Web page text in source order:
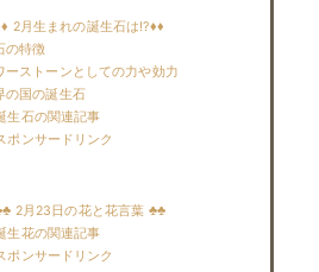
2月生まれの誕生石は!?♦♦
の特徴
ーストーンとしての力や効力
の国の誕生石
石の関連記事
ンサードリンク
2月23日の花と花言葉 ♣♣
花の関連記事
ンサードリンク